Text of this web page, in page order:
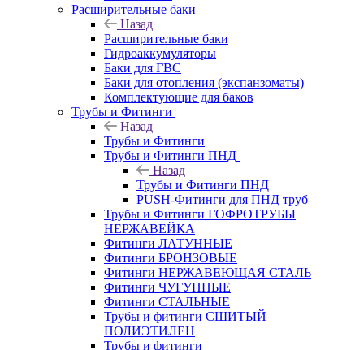
Расширительные баки
Назад
Расширительные баки
Гидроаккумуляторы
Баки для ГВС
Баки для отопления (экспанзоматы)
Комплектующие для баков
Трубы и Фитинги
Назад
Трубы и Фитинги
Трубы и Фитинги ПНД
Назад
Трубы и Фитинги ПНД
PUSH-Фитинги для ПНД труб
Трубы и Фитинги ГОФРОТРУБЫ
НЕРЖАВЕЙКА
Фитинги ЛАТУННЫЕ
Фитинги БРОНЗОВЫЕ
Фитинги НЕРЖАВЕЮЩАЯ СТАЛЬ
Фитинги ЧУГУННЫЕ
Фитинги СТАЛЬНЫЕ
Трубы и фитинги СШИТЫЙ
ПОЛИЭТИЛЕН
Трубы и фитинги